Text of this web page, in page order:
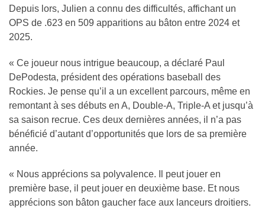
Depuis lors, Julien a connu des difficultés, affichant un
OPS de .623 en 509 apparitions au bâton entre 2024 et
2025.
« Ce joueur nous intrigue beaucoup, a déclaré Paul
DePodesta, président des opérations baseball des
Rockies. Je pense qu’il a un excellent parcours, même en
remontant à ses débuts en A, Double-A, Triple-A et jusqu’à
sa saison recrue. Ces deux dernières années, il n’a pas
bénéficié d’autant d’opportunités que lors de sa première
année.
« Nous apprécions sa polyvalence. Il peut jouer en
première base, il peut jouer en deuxième base. Et nous
apprécions son bâton gaucher face aux lanceurs droitiers.